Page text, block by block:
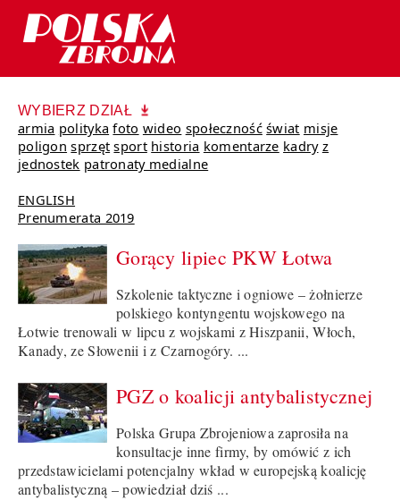
WYBIERZ DZIAŁ
armia polityka foto wideo społeczność świat misje
poligon sprzęt sport historia komentarze kadry z
jednostek patronaty medialne
ENGLISH
Prenumerata 2019
Gorący lipiec PKW Łotwa
Szkolenie taktyczne i ogniowe – żołnierze
polskiego kontyngentu wojskowego na
Łotwie trenowali w lipcu z wojskami z Hiszpanii, Włoch,
Kanady, ze Słowenii i z Czarnogóry. ...
PGZ o koalicji antybalistycznej
Polska Grupa Zbrojeniowa zaprosiła na
konsultacje inne firmy, by omówić z ich
przedstawicielami potencjalny wkład w europejską koalicję
antybalistyczną – powiedział dziś ...